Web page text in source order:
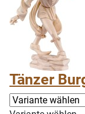
Tänzer